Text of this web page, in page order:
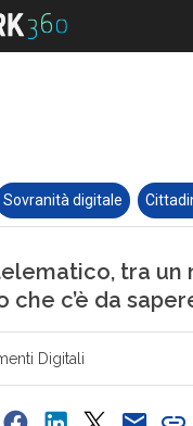
Sovranità digitale
tra un
che c’è da
Digitali